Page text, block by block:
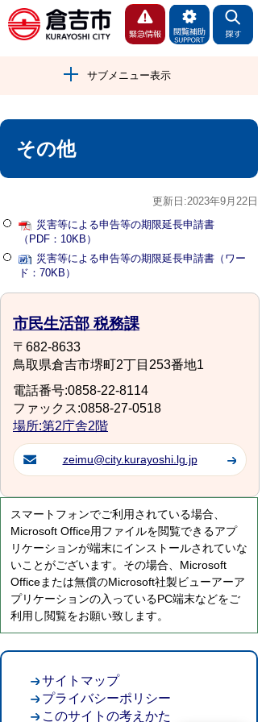
サブメニュー表示
その他
更新日:2023年9月22日
災害等による申告等の期限延長申請書
（PDF：10KB）
災害等による申告等の期限延長申請書（ワー
ド：70KB）
市民生活部 税務課
〒682-8633
鳥取県倉吉市堺町2丁目253番地1
電話番号:0858-22-8114
ファックス:0858-27-0518
場所:第2庁舎2階
zeimu@city.kurayoshi.lg.jp
スマートフォンでご利用されている場合、
Microsoft Office用ファイルを閲覧できるアプ
リケーションが端末にインストールされていな
いことがございます。その場合、Microsoft
Officeまたは無償のMicrosoft社製ビューアーア
プリケーションの入っているPC端末などをご
利用し閲覧をお願い致します。
サイトマップ
プライバシーポリシー
このサイトの考えかた